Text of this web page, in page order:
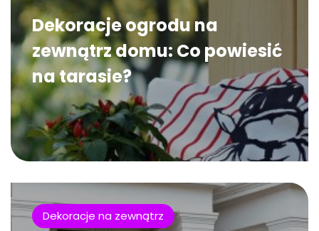
Dekoracje ogrodu na
zewnątrz domu: Co powiesić
na tarasie?
Dekoracje na zewnątrz